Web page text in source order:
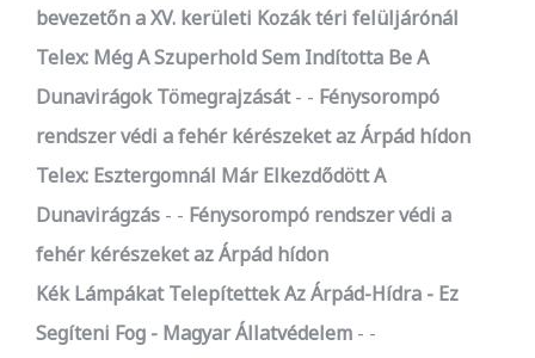
bevezetőn a XV. kerületi Kozák téri felüljárónál
Telex: Még A Szuperhold Sem Indította Be A
Dunavirágok Tömegrajzását
- Fénysorompó
rendszer védi a fehér kérészeket az Árpád hídon
Telex: Esztergomnál Már Elkezdődött A
Dunavirágzás
- Fénysorompó rendszer védi a
fehér kérészeket az Árpád hídon
Kék Lámpákat Telepítettek Az Árpád-Hídra - Ez
Segíteni Fog - Magyar Állatvédelem
-